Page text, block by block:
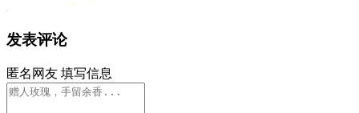
发表评论
匿名网友 填写信息